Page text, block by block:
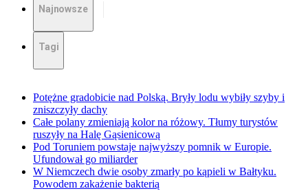
Najnowsze
Tagi
Potężne gradobicie nad Polską. Bryły lodu wybiły szyby i
zniszczyły dachy
Całe polany zmieniają kolor na różowy. Tłumy turystów
ruszyły na Halę Gąsienicową
Pod Toruniem powstaje najwyższy pomnik w Europie.
Ufundował go miliarder
W Niemczech dwie osoby zmarły po kąpieli w Bałtyku.
Powodem zakażenie bakterią